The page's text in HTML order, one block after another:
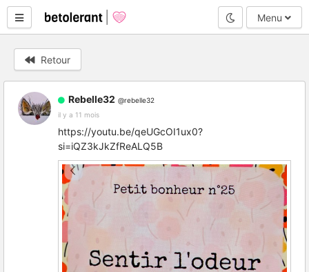
Mode nuit
Menu
Retour
Rebelle32 @rebelle32
il y a 11 mois
https://youtu.be/qeUGcOI1ux0?
si=iQZ3kJkZfReALQ5B